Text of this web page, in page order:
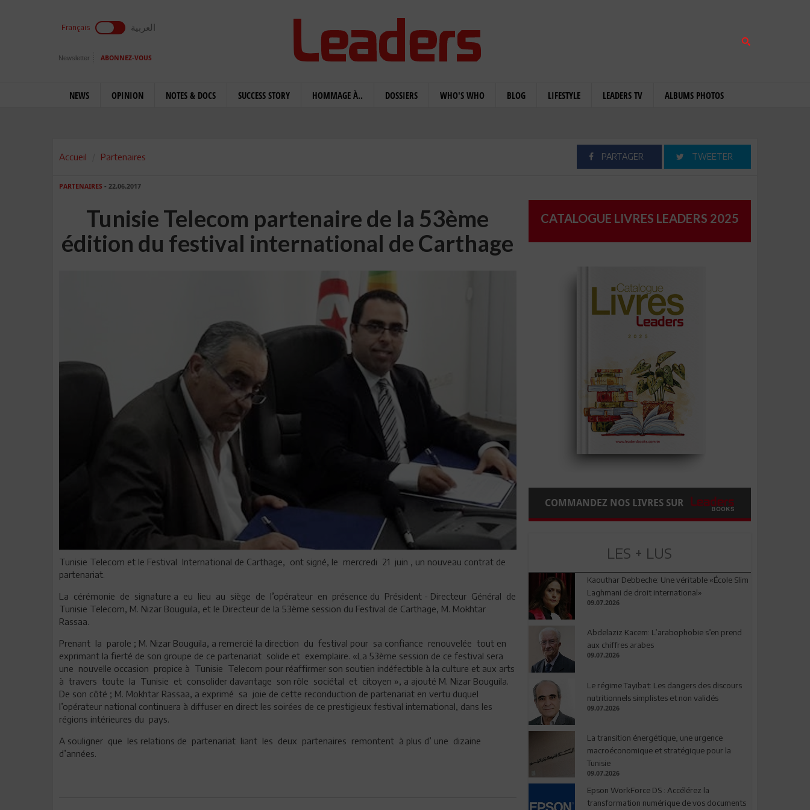
Français العربية
Newsletter ABONNEZ-VOUS
NEWS OPINION NOTES & DOCS SUCCESS STORY HOMMAGE À.. DOSSIERS WHO'S WHO BLOG LIFESTYLE LEADERS TV ALBUMS PHOTOS
Accueil Partenaires PARTAGER TWEETER
PARTENAIRES - 22.06.2017
Tunisie Telecom partenaire de la 53ème
édition du festival international de Carthage
Tunisie Telecom et le Festival International de Carthage, ont signé, le mercredi 21 juin , un nouveau contrat de
partenariat.
La cérémonie de signature a eu lieu au siège de l’opérateur en présence du Président - Directeur Général de
Tunisie Telecom, M. Nizar Bouguila, et le Directeur de la 53ème session du Festival de Carthage, M. Mokhtar
Rassaa.
Prenant la parole ; M. Nizar Bouguila, a remercié la direction du festival pour sa confiance renouvelée tout en
exprimant la fierté de son groupe de ce partenariat solide et exemplaire. «La 53ème session de ce festival sera
une nouvelle occasion propice à Tunisie Telecom pour réaffirmer son soutien indéfectible à la culture et aux arts
à travers toute la Tunisie et consolider davantage son rôle sociétal et citoyen », a ajouté M. Nizar Bouguila.
De son côté ; M. Mokhtar Rassaa, a exprimé sa joie de cette reconduction de partenariat en vertu duquel
l’opérateur national continuera à diffuser en direct les soirées de ce prestigieux festival international, dans les
régions intérieures du pays.
A souligner que les relations de partenariat liant les deux partenaires remontent à plus d’ une dizaine
d’années.
CATALOGUE LIVRES LEADERS 2025
COMMANDEZ NOS LIVRES SUR
LES + LUS
Kaouthar Debbeche: Une véritable «École Slim
Laghmani de droit international»
09.07.2026
Abdelaziz Kacem: L’arabophobie s’en prend
aux chiffres arabes
09.07.2026
Le régime Tayibat: Les dangers des discours
nutritionnels simplistes et non validés
09.07.2026
La transition énergétique, une urgence
macroéconomique et stratégique pour la
Tunisie
09.07.2026
Epson WorkForce DS : Accélérez la
transformation numérique de vos documents